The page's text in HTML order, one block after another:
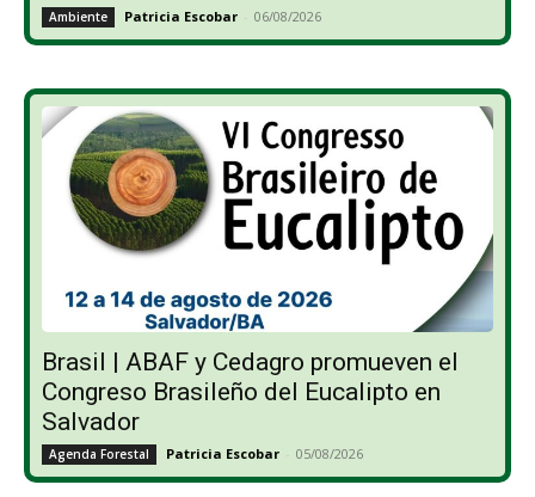
Ambiente Patricia Escobar - 06/08/2026
Brasil | ABAF y Cedagro promueven el
Congreso Brasileño del Eucalipto en
Salvador
Agenda Forestal Patricia Escobar - 05/08/2026